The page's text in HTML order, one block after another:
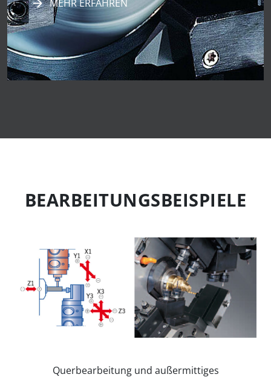
MEHR ERFAHREN
BEARBEITUNGS­BEISPIELE
Querbearbeitung und außermittiges